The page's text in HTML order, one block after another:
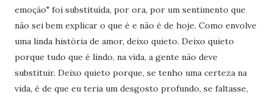
emoção" foi substituída, por ora, por um sentimento que
não sei bem explicar o que é e não é de hoje. Como envolve
uma linda história de amor, deixo quieto. Deixo quieto
porque tudo que é lindo, na vida, a gente não deve
substituir. Deixo quieto porque, se tenho uma certeza na
vida, é de que eu teria um desgosto profundo, se faltasse,